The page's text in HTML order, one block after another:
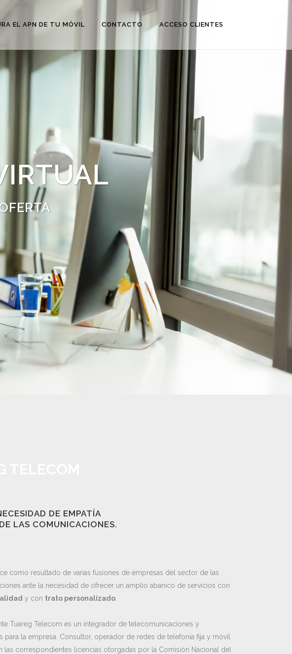
EL APN DE TU MÓVIL CONTACTO ACCESO CLIENTES
DE EMPATÍA
LAS COMUNICACIONES.
como resultado de varias fusiones de empresas del sector de las
ante la necesidad de ofrecer un amplio abanico de servicios con
y con trato personalizado
Tuareg Telecom es un integrador de telecomunicaciones y
para la empresa. Consultor, operador de redes de telefonía fija y móvil
las correspondientes licencias otorgadas por la Comisión Nacional del